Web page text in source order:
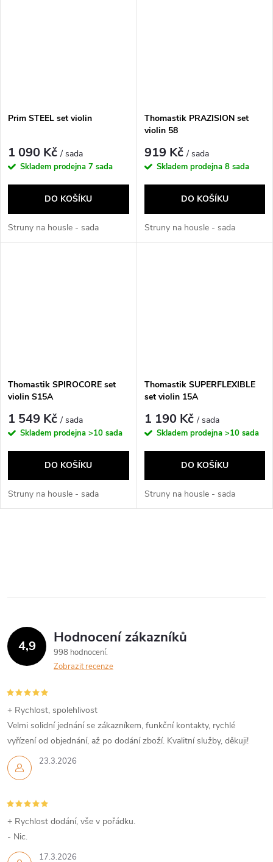
Prim STEEL set violin
1 090 Kč/ sada
Skladem prodejna 7 sada
DO KOŠÍKU
Struny na housle - sada
Thomastik PRAZISION set
violin 58
919 Kč/ sada
Skladem prodejna 8 sada
DO KOŠÍKU
Struny na housle - sada
Thomastik SPIROCORE set
violin S15A
1 549 Kč/ sada
Skladem prodejna >10 sada
DO KOŠÍKU
Struny na housle - sada
Thomastik SUPERFLEXIBLE
set violin 15A
1 190 Kč/ sada
Skladem prodejna >10 sada
DO KOŠÍKU
Struny na housle - sada
l
d
a
c
í
p
r
k
y
4,9 Hodnocení zákazníků
998 hodnocení
Zobrazit recenze
23.3.2026
+ Rychlost, spolehlivost
Velmi solidní jednání se zákazníkem, funkční kontakty, rychlé
vyřízení od objednání, až po dodání zboží. Kvalitní služby, děkuji!
17.3.2026
+ Rychlost dodání, vše v pořádku.
- Nic.